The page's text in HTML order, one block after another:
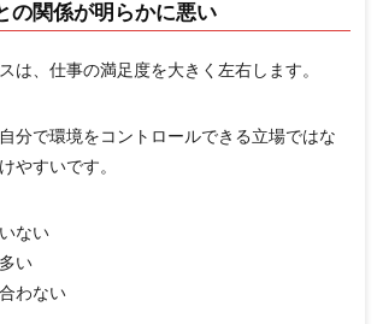
の関係が明らかに悪い
は、仕事の満足度を大きく左右します。
分で環境をコントロールできる立場ではな
やすいです。
ない
い
わない